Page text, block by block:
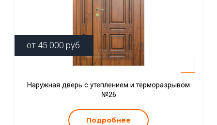
от 45 000 руб.
Наружная дверь с утеплением и терморазрывом
№26
Подробнее